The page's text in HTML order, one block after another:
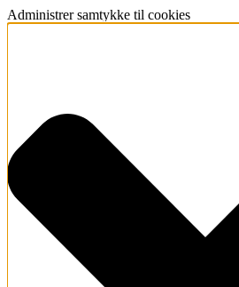
Administrer samtykke til cookies